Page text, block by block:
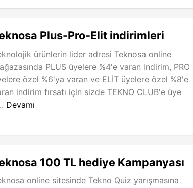
Plus-Pro-Elit indirimleri
ürünlerin lider adresi Teknosa online
PLUS üyelere %4'e varan indirim, PRO
özel %6'ya varan ve ELİT üyelere özel %8'e
indirim fırsatı için sizde TEKNO CLUB'e üye
Devamı
100 TL hediye Kampanyası
online sitesinde Tekno Quiz yarışmasına